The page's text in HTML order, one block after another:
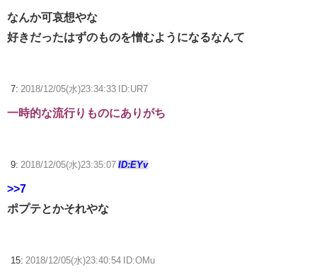
なんか可哀想やな
好きだったはずのものを憎むようになるなんて
7: 2018/12/05(水)23:34:33 ID:UR7
一時的な流行りものにありがち
9: 2018/12/05(水)23:35:07 ID:EYv
>>7
ポプテとかそれやな
15: 2018/12/05(水)23:40:54 ID:OMu